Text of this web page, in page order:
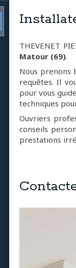
THEVENET
Matour (69).
Nous prenons
requêtes. Il
pour vous
techniques
Ouvriers
conseils
prestations